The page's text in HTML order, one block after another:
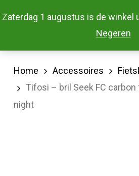
Zaterdag 1 augustus is de winkel
Negeren
to
Home Accessoires
Tifosi – bril Seek FC
night